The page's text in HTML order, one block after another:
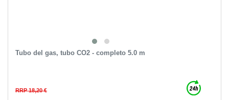
Tubo del gas, tubo CO2 - completo 5.0 m
RRP 18,20 €